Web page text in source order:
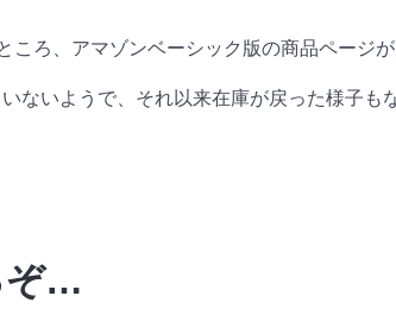
ろ、アマゾンベーシック版の商品ページが
ないようで、それ以来在庫が戻った様子
ぞ…